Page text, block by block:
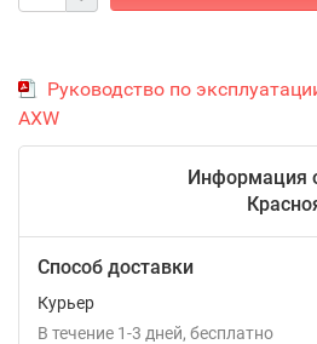
Руководство по
AXW
Информация
Способ доставки
Курьер
В течение 1-3 дней Бесплатно